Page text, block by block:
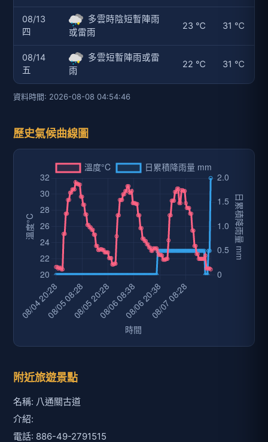
08/13
四
多雲時陰短暫陣雨
或雷雨
23 ℃ 31 ℃
08/14
五
多雲短暫陣雨或雷
雨
22 ℃ 31 ℃
資料時間: 2026-08-08 04:54:46
歷史氣候曲線圖
附近旅遊景點
名稱: 八通關古道
介紹:
電話: 886-49-2791515